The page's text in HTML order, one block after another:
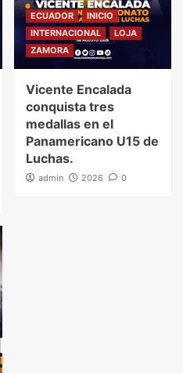
ECUADOR
INICIO
INTERNACIONAL
LOJA
ZAMORA
Vicente Encalada
conquista tres
medallas en el
Panamericano U15 de
Luchas.
admin 2026 0